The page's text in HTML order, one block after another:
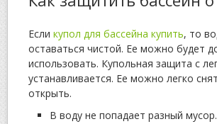
Если купол для бассейна купить, то
оставаться чистой. Ее можно будет
использовать. Купольная защита с
устанавливается. Ее можно легко
открыть.
В воду не попадает разный